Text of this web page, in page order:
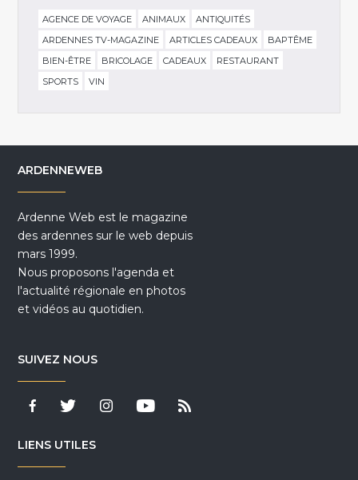
AGENCE DE VOYAGE ANIMAUX
ANTIQUITÉS
ARDENNES TV-MAGAZINE
ARTICLES CADEAUX
BAPTÊME
BIEN-ÊTRE
BRICOLAGE CADEAUX
RESTAURANT
SPORTS
VIN
ARDENNEWEB
Ardenne Web est le magazine
des ardennes sur le web depuis
mars 1999.
Nous proposons l'agenda et
l'actualité régionale en photos
et vidéos au quotidien.
SUIVEZ NOUS
LIENS UTILES